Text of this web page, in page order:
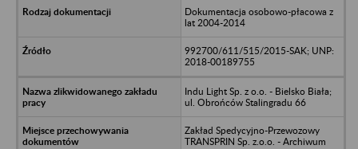
Dokumentacja osobowo-płacowa z
lat 2004-2014
992700/611/515/2015-SAK; UNP:
2018-00189755
Indu Light Sp. z o.o. - Bielsko Biała;
ul. Obrońców Stalingradu 66
Zakład Spedycyjno-Przewozowy
TRANSPRIN Sp. z.o.o. - Archiwum